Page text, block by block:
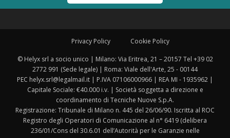
Privacy Policy Cookie Policy
© Helyx srl a socio unico | Milano: Via Eritrea, 21 – 20157 Tel +39 02
2772 991 (Sede legale) | Roma: Viale dell'Arte, 25 - 00144
PEC helyx.srl@legalmail.it | P.IVA 07106000966 | REA MI - 1935962 |
Capitale Sociale: €40.000 i.v. | Società soggetta a direzione e
coordinamento di Tecniche Nuove S.p.A.
Registrazione: Tribunale di Milano n. 445 del 26/06/90. Iscritta al ROC
Registro degli Operatori di Comunicazione al n° 6419 (delibera
236/01/Cons del 30.6.01 dell’Autorità per le Garanzie nelle